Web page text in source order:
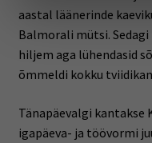
aastal läänerinde
Balmorali mütsi.
hiljem aga lühendasid
õmmeldi kokku
Tänapäevalgi kantakse
igapäeva- ja töövormi